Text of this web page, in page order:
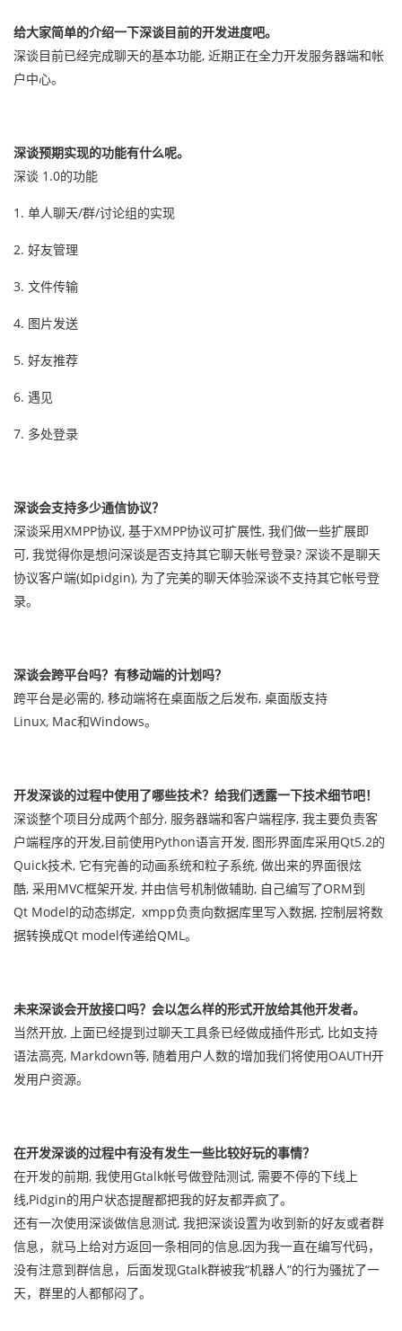
给大家简单的介绍一下深谈目前的开发进度吧。
深谈目前已经完成聊天的基本功能, 近期正在全力开发服务器端和帐
户中心。
深谈预期实现的功能有什么呢。
深谈 1.0的功能
1. 单人聊天/群/讨论组的实现
2. 好友管理
3. 文件传输
4. 图片发送
5. 好友推荐
6. 遇见
7. 多处登录
深谈会支持多少通信协议？
深谈采用XMPP协议, 基于XMPP协议可扩展性, 我们做一些扩展即
可, 我觉得你是想问深谈是否支持其它聊天帐号登录? 深谈不是聊天
协议客户端(如pidgin), 为了完美的聊天体验深谈不支持其它帐号登
录。
深谈会跨平台吗？有移动端的计划吗？
跨平台是必需的, 移动端将在桌面版之后发布, 桌面版支持
Linux, Mac和Windows。
开发深谈的过程中使用了哪些技术？给我们透露一下技术细节吧！
深谈整个项目分成两个部分, 服务器端和客户端程序, 我主要负责客
户端程序的开发,目前使用Python语言开发, 图形界面库采用Qt5.2的
Quick技术, 它有完善的动画系统和粒子系统, 做出来的界面很炫
酷, 采用MVC框架开发, 并由信号机制做辅助, 自己编写了ORM到
Qt Model的动态绑定, xmpp负责向数据库里写入数据, 控制层将数
据转换成Qt model传递给QML。
未来深谈会开放接口吗？会以怎么样的形式开放给其他开发者。
当然开放, 上面已经提到过聊天工具条已经做成插件形式, 比如支持
语法高亮, Markdown等, 随着用户人数的增加我们将使用OAUTH开
发用户资源。
在开发深谈的过程中有没有发生一些比较好玩的事情？
在开发的前期, 我使用Gtalk帐号做登陆测试, 需要不停的下线上
线,Pidgin的用户状态提醒都把我的好友都弄疯了。
还有一次使用深谈做信息测试, 我把深谈设置为收到新的好友或者群
信息，就马上给对方返回一条相同的信息,因为我一直在编写代码，
没有注意到群信息，后面发现Gtalk群被我“机器人”的行为骚扰了一
天，群里的人都郁闷了。